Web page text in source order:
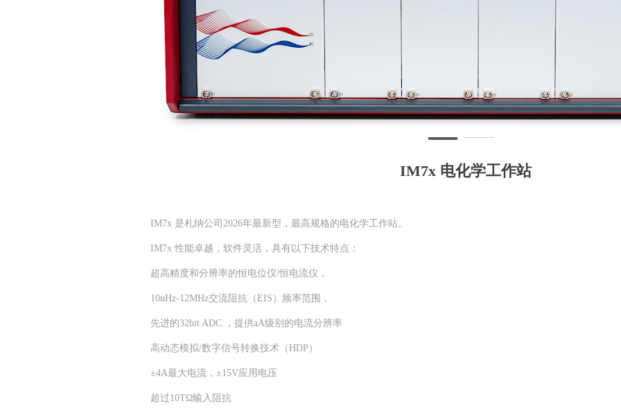
IM7x 电化学工作站
IM7x 是札纳公司2026年最新型，最高规格的电化学工作站。
IM7x 性能卓越，软件灵活，具有以下技术特点：
超高精度和分辨率的恒电位仪/恒电流仪，
10uHz-12MHz交流阻抗（EIS）频率范围，
先进的32bit ADC ，提供aA级别的电流分辨率
高动态模拟/数字信号转换技术（HDP）
±4A最大电流，±15V应用电压
超过10TΩ输入阻抗